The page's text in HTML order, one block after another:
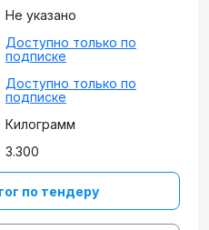
Не указано
Доступно только по
подписке
Доступно только по
подписке
Килограмм
3.300
по тендеру